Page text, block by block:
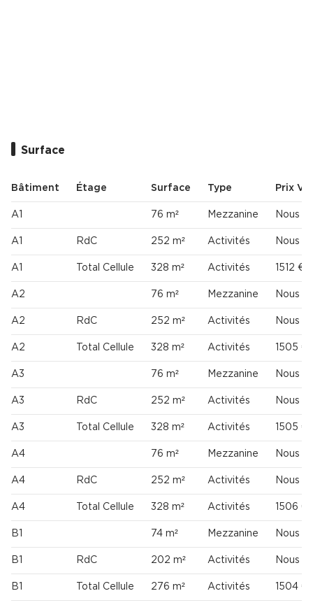
Surface
Bâtiment Étage Surface Type Prix
A1 76 m² Mezzanine Nous
A1 RdC 252 m² Activités Nous
A1 Total Cellule 328 m² Activités 1512 €
A2 76 m² Mezzanine Nous
A2 RdC 252 m² Activités Nous
A2 Total Cellule 328 m² Activités 1505 €
A3 76 m² Mezzanine Nous
A3 RdC 252 m² Activités Nous
A3 Total Cellule 328 m² Activités 1505 €
A4 76 m² Mezzanine Nous
A4 RdC 252 m² Activités Nous
A4 Total Cellule 328 m² Activités 1506 €
B1 74 m² Mezzanine Nous
B1 RdC 202 m² Activités Nous
B1 Total Cellule 276 m² Activités 1504 €